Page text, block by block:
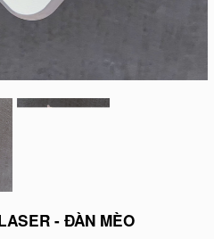
- ĐÀN MÈO